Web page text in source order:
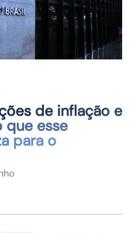
de inflação e
que esse
para o